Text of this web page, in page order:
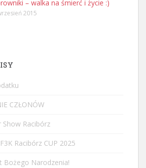
– walka na śmierć i życie :)
2015
CZŁONÓW
Show Racibórz
Racibórz CUP 2025
Bożego Narodzenia!